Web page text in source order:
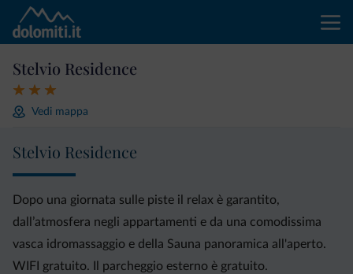
Stelvio Residence
Vedi mappa
Stelvio Residence
Dopo una giornata sulle piste il relax è garantito,
dall’atmosfera negli appartamenti e da una comodissima
vasca idromassaggio e della Sauna panoramica all'aperto.
WIFI gratuito. Il parcheggio esterno è gratuito.